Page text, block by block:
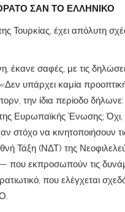
ΣΑΝ ΤΟ ΕΛΛΗΝΙΚΟ
Τουρκίας, έχει απόλυτη
έκανε σαφές, με τις
υπάρχει καμία
την ίδια περίοδο
Ευρωπαϊκής Ένωσης;
στόχο να κινητοποιήσουν
Τάξη (ΝΔΤ) της
που εκπροσωπούν τις
που ελέγχεται